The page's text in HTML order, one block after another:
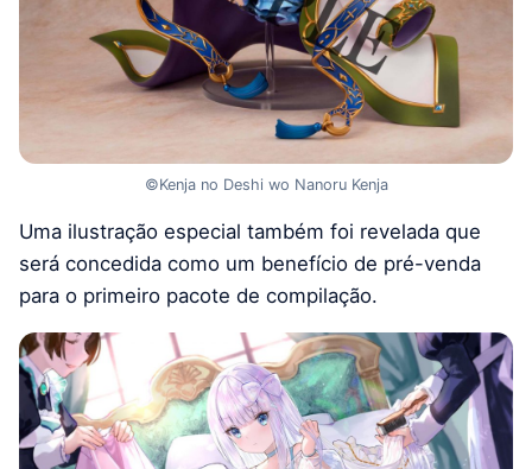
©Kenja no Deshi wo Nanoru Kenja
Uma ilustração especial também foi revelada que
será concedida como um benefício de pré-venda
para o primeiro pacote de compilação.